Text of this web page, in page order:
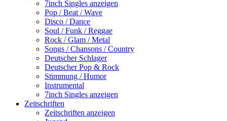
7inch Singles anzeigen
Pop / Beat / Wave
Disco / Dance
Soul / Funk / Reggae
Rock / Glam / Metal
Songs / Chansons / Country
Deutscher Schlager
Deutscher Pop & Rock
Stimmung / Humor
Instrumental
7inch Singles anzeigen
Zeitschriften
Zeitschriften anzeigen